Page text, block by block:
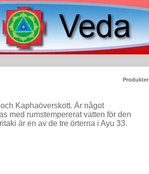
Produkter
Kaphaöverskott. Är något
med rumstempererat vatten för den
är en av de tre örterna i Ayu 33.